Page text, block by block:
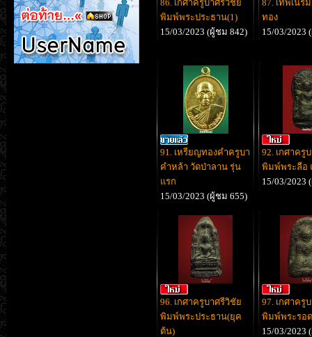
86. เกศาครูบาศรีวิชัย
พิมพ์พระประธาน(1)
15/03/2023 (ผู้ชม 842)
87. เทพเนร
ทอง
15/03/2023
91. เหรียญทองคำครูบา
คำหล้า วัดป่าลาน รุ่น
แรก
15/03/2023 (ผู้ชม 655)
92. เกศาครู
พิมพ์พระลือ
15/03/2023
96. เกศาครูบาศรีวิชัย
พิมพ์พระประธาน(ยุค
ต้น)
97. เกศาครู
พิมพ์พระรอ
15/03/2023